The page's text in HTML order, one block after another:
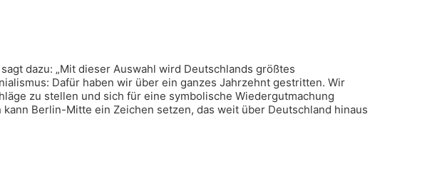
dazu: „Mit dieser Auswahl wird Deutschlands größtes
Dafür haben wir über ein ganzes Jahrzehnt gestritten. Wir
zu stellen und sich für eine symbolische Wiedergutmachung
Berlin-Mitte ein Zeichen setzen, das weit über Deutschland hinaus